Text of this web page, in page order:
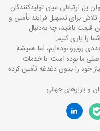
پل ارتباطی میان تولیدکنندگان
تلاش برای تسهیل فرایند تأمین و
قیمت باشید، چه به‌دنبال
را یاری کنیم.
روبرو بوده‌ایم، اما همیشه
ما بوده است. با خدمات
خود را بدون دغدغه تأمین کرده
و بازارهای جهانی